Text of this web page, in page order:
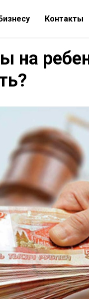
Контакты
на